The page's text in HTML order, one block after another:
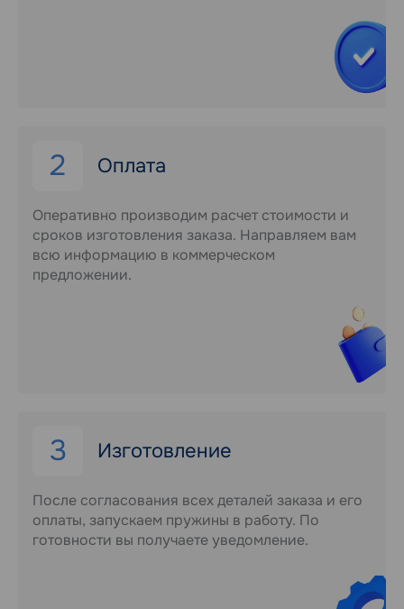
2 Оплата
Оперативно производим расчет стоимости и
сроков изготовления заказа. Направляем вам
всю информацию в коммерческом
предложении.
3 Изготовление
После согласования всех деталей заказа и его
оплаты, запускаем пружины в работу. По
готовности вы получаете уведомление.